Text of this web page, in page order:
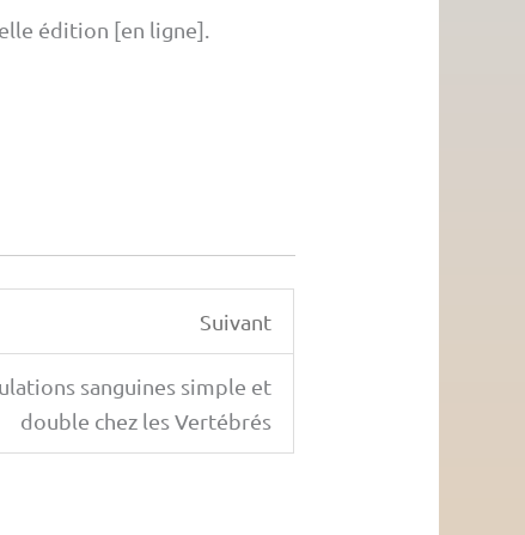
édition [en ligne].
Suivant
sanguines simple et
double chez les Vertébrés